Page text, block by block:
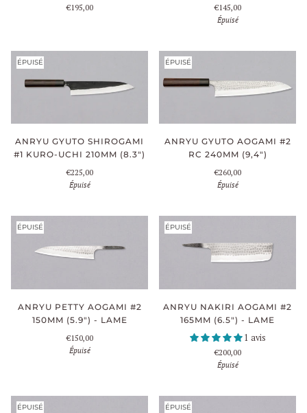
€195,00
€145,00
Épuisé
ÉPUISÉ
ANRYU GYUTO SHIROGAMI
#1 KURO-UCHI 210MM (8.3")
€225,00
Épuisé
ÉPUISÉ
ANRYU GYUTO AOGAMI #2
RC 240MM (9,4")
€260,00
Épuisé
ÉPUISÉ
ANRYU PETTY AOGAMI #2
150MM (5.9") - LAME
€150,00
Épuisé
ÉPUISÉ
ANRYU NAKIRI AOGAMI #2
165MM (6.5") - LAME
1 avis
€200,00
Épuisé
ÉPUISÉ ÉPUISÉ